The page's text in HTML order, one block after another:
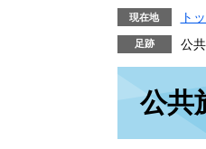
現在地 ト
公
公共